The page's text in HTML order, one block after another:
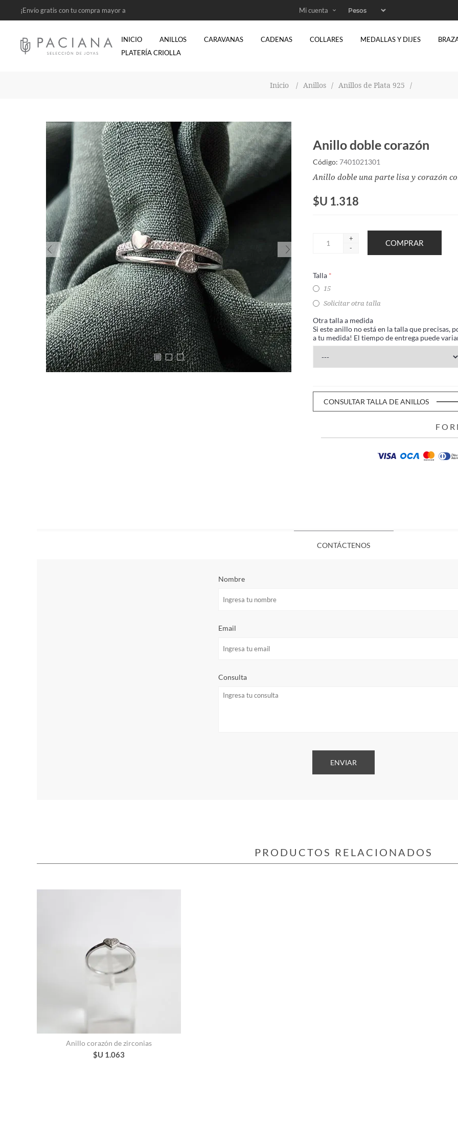
¡Envío gratis con tu compra mayor a Mi cuenta
INICIO ANILLOS CARAVANAS CADENAS COLLARES MEDALLAS Y DIJES
PLATERÍA CRIOLLA
Inicio / Anillos / Anillos de Plata 925 /
Anillo doble corazón
Código: 7401021301
Anillo doble una parte lisa y corazón
$U 1.318
+
-
Talla *
15
Solicitar otra talla
Otra talla a medida
Si este anillo no está en la talla que precisas,
a tu medida! El tiempo de entrega puede
CONSULTAR TALLA DE ANILLOS
CONTÁCTENOS
Nombre
Email
Consulta
PRODUCTOS RELACIONADOS
Anillo corazón de zirconias
$U 1.063